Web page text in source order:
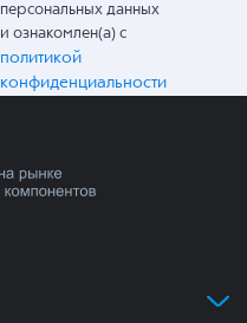
персональных данных
и ознакомлен(а) с
политикой
конфиденциальности